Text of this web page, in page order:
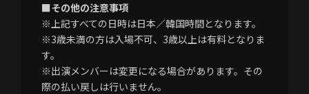
■その他の注意事項
※上記すべての日時は日本／韓国時間となります。
※3歳未満の方は入場不可、3歳以上は有料となりま
す。
※出演メンバーは変更になる場合があります。その
際の払い戻しは行いません。